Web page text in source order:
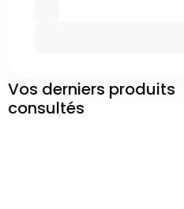
Vos derniers produits
consultés